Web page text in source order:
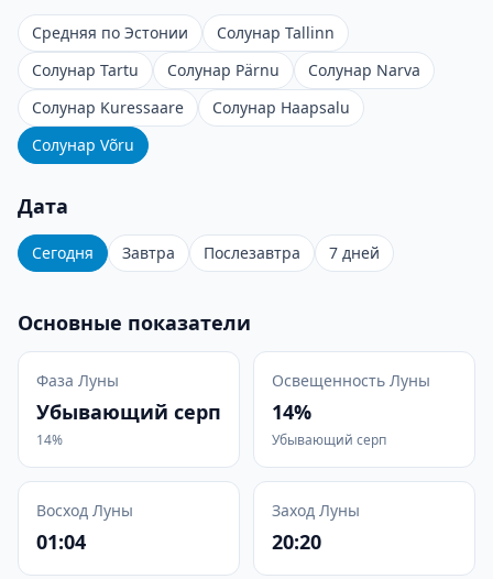
Средняя по Эстонии
Солунар Tallinn
Солунар Tartu
Солунар Pärnu
Солунар Narva
Солунар Kuressaare
Солунар Haapsalu
Солунар Võru
Дата
Сегодня Завтра Послезавтра 7 дней
Основные показатели
Фаза Луны
Убывающий серп
14%
Освещенность Луны
14%
Убывающий серп
Восход Луны
01:04
Заход Луны
20:20